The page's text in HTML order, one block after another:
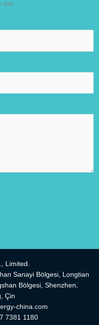
son
Limited.
Sanayi Bölgesi, Longtian
Bölgesi, Shenzhen,
Çin
china.com
7381 1180